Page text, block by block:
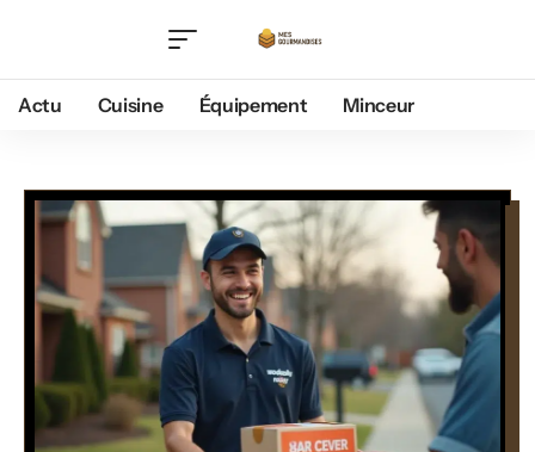
Actu Cuisine Équipement Minceur